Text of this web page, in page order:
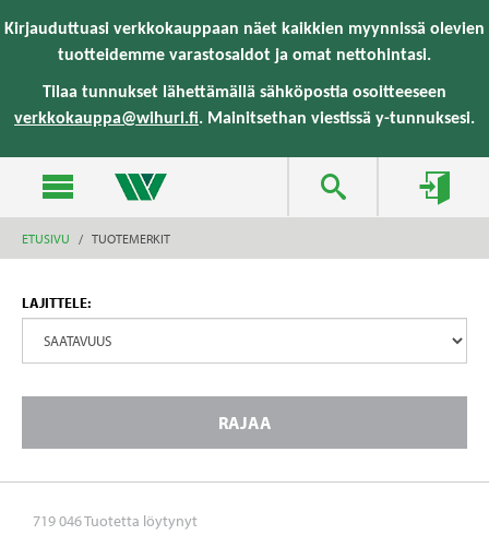
Kirjauduttuasi verkkokauppaan näet kaikkien myynnissä olevien
tuotteidemme varastosaldot ja omat nettohintasi.
Tilaa tunnukset lähettämällä sähköpostia osoitteeseen
verkkokauppa@wihuri.fi. Mainitsethan viestissä y-tunnuksesi.
ETUSIVU TUOTEMERKIT
LAJITTELE:
RAJAA
719 046 Tuotetta löytynyt